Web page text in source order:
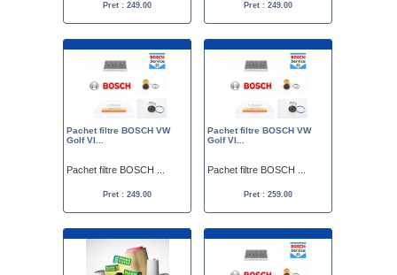
Pret : 249.00 Pret : 249.00
Pachet filtre BOSCH VW
Golf VI...
Pachet filtre BOSCH ...
Pret : 249.00
Pachet filtre BOSCH VW
Golf VI...
Pachet filtre BOSCH ...
Pret : 259.00